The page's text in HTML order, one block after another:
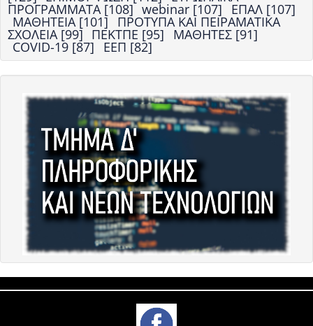
ΠΡΟΓΡΑΜΜΑΤΑ [108] webinar [107] ΕΠΑΛ [107]
ΜΑΘΗΤΕΙΑ [101] ΠΡΟΤΥΠΑ ΚΑΙ ΠΕΙΡΑΜΑΤΙΚΑ
ΣΧΟΛΕΙΑ [99] ΠΕΚΤΠΕ [95] ΜΑΘΗΤΕΣ [91]
COVID-19 [87] ΕΕΠ [82]